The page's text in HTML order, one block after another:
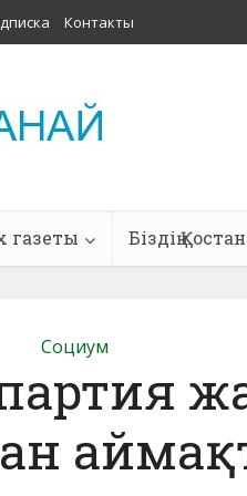
Контакты
газеты Біздің
Социум